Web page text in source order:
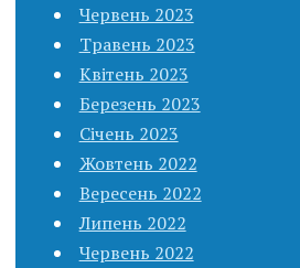
Червень 2023
Травень 2023
Квітень 2023
Березень 2023
Січень 2023
Жовтень 2022
Вересень 2022
Липень 2022
Червень 2022